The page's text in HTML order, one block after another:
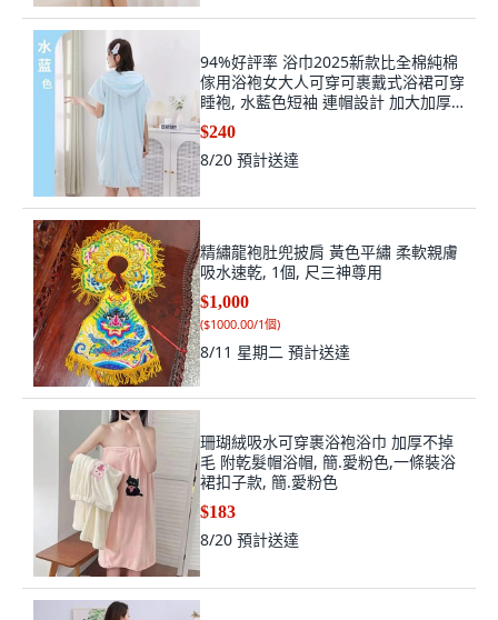
94%好評率 浴巾2025新款比全棉純棉
傢用浴袍女大人可穿可裹戴式浴裙可穿
睡袍, 水藍色短袖 連帽設計 加大加厚,
寬鬆版型均碼 可穿80-200斤, 水藍色,
短袖
$240
8/20 預計送達
精繡龍袍肚兜披肩 黃色平繡 柔軟親膚
吸水速乾, 1個, 尺三神尊用
$1,000
($1000.00/1個)
8/11 星期二 預計送達
珊瑚絨吸水可穿裹浴袍浴巾 加厚不掉
毛 附乾髮帽浴帽, 簡.愛粉色,一條裝浴
裙扣子款, 簡.愛粉色
$183
8/20 預計送達